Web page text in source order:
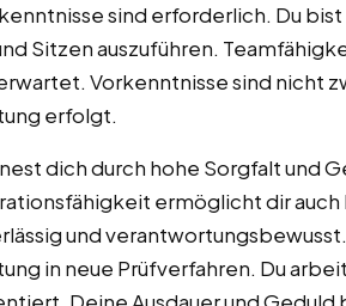
sind erforderlich. Du
Sitzen auszuführen.
Vorkenntnisse sind nicht
erfolgt.
dich durch hohe Sorgfalt und
ermöglicht dir
und
in neue Prüfverfahren. Du